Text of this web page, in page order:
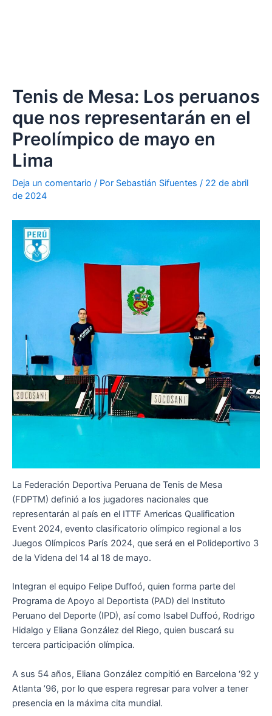
Tenis de Mesa: Los peruanos
que nos representarán en el
Preolímpico de mayo en
Lima
Deja un comentario / Por Sebastián Sifuentes / 22 de abril
de 2024
La Federación Deportiva Peruana de Tenis de Mesa
(FDPTM) definió a los jugadores nacionales que
representarán al país en el ITTF Americas Qualification
Event 2024, evento clasificatorio olímpico regional a los
Juegos Olímpicos París 2024, que será en el Polideportivo 3
de la Videna del 14 al 18 de mayo.
Integran el equipo Felipe Duffoó, quien forma parte del
Programa de Apoyo al Deportista (PAD) del Instituto
Peruano del Deporte (IPD), así como Isabel Duffoó, Rodrigo
Hidalgo y Eliana González del Riego, quien buscará su
tercera participación olímpica.
A sus 54 años, Eliana González compitió en Barcelona ‘92 y
Atlanta ’96, por lo que espera regresar para volver a tener
presencia en la máxima cita mundial.